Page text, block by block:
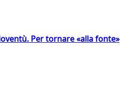
Per tornare «alla fonte»